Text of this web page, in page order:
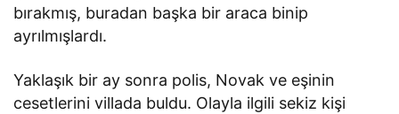
bırakmış, buradan başka bir araca binip
ayrılmışlardı.
Yaklaşık bir ay sonra polis, Novak ve eşinin
cesetlerini villada buldu. Olayla ilgili sekiz kişi